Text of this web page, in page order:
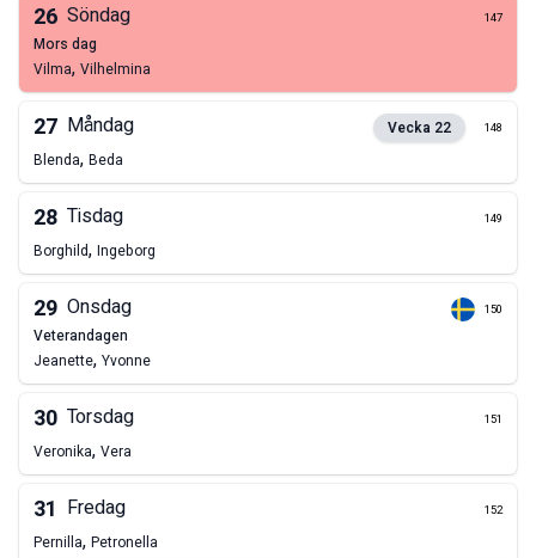
26 Söndag 147
mors dag
Vilma, Vilhelmina
27 Måndag Vecka 22 148
Blenda, Beda
28 Tisdag 149
Borghild, Ingeborg
29 Onsdag 150
veterandagen
Jeanette, Yvonne
30 Torsdag 151
Veronika, Vera
31 Fredag 152
Pernilla, Petronella